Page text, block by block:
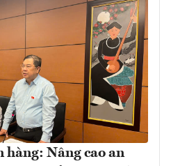
hàng: Nâng cao an